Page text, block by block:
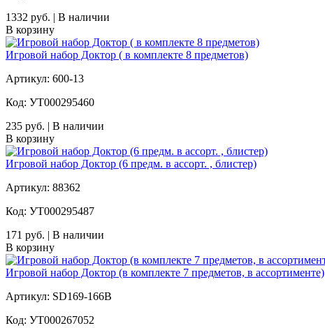
1332 руб. | В наличии
В корзину
Игровой набор Доктор ( в комплекте 8 предметов)
Артикул: 600-13
Код: УТ000295460
235 руб. | В наличии
В корзину
Игровой набор Доктор (6 предм. в ассорт. , блистер)
Артикул: 88362
Код: УТ000295487
171 руб. | В наличии
В корзину
Игровой набор Доктор (в комплекте 7 предметов, в ассортименте)
Артикул: SD169-166B
Код: УТ000267052